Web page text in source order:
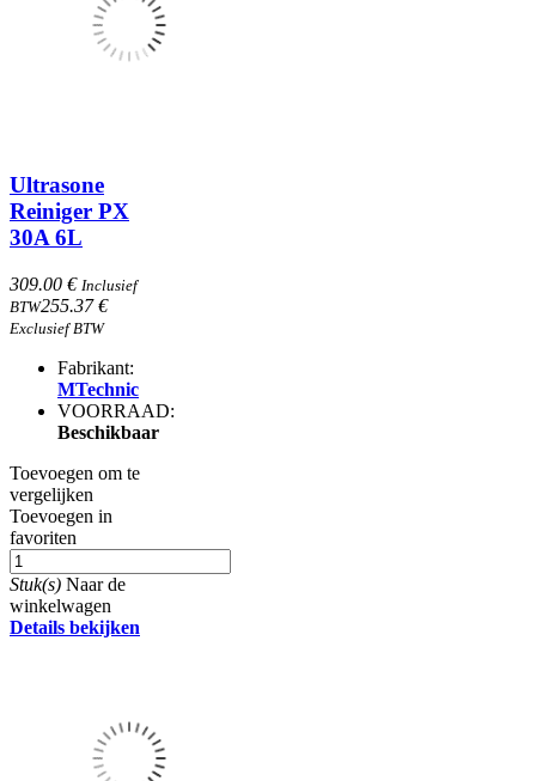
Ultrasone
Reiniger PX
30A 6L
309.00 € Inclusief
BTW255.37 €
Exclusief BTW
Fabrikant:
MTechnic
VOORRAAD:
Beschikbaar
Toevoegen om te
vergelijken
Toevoegen in
favoriten
Stuk(s) Naar de
winkelwagen
Details bekijken